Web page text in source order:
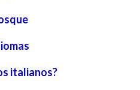
italianos?